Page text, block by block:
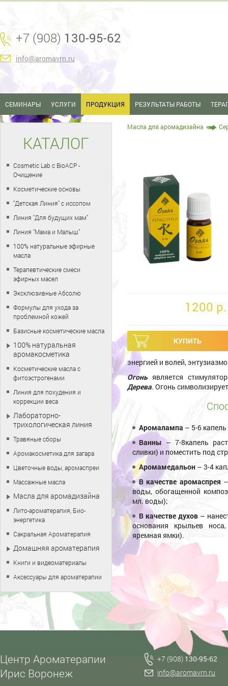
+7 (908) 130-95-62
info@aromavrn.ru
СЕМИНАРЫ УСЛУГИ ПРОДУКЦИЯ РЕЗУЛЬТАТЫ РАБОТЫ
Масла для аромадизайна
1200 p.
энергией и волей,
Огонь является
Дерева. Огонь
Аромалампа – 5-6
Ванны – 7-8капель
сливки) и поместить под
Аромамедальон – 3-4
В качестве аромаспрея
воды, обогащенной
мл. воды);
В качестве духов –
основания крыльев
яремная ямки).
КАТАЛОГ
Cosmetic Lab с BioACP -
Очищение
Косметические основы
"Детская Линия" с иссопом
Линия "Для будущих мам"
Линия "Мама и Малыш"
100% натуральные эфирные
масла
Терапевтические смеси
эфирных масел
Эксклюзивные Абсолю
Формулы для ухода за
проблемной кожей
Базисные косметические масла
100% натуральная
аромакосметика
Косметические масла с
фитоэстрогенами
Линия для похудения и
коррекции веса
Лабораторно-
трихологическая линия
Травяные сборы
Аромакосметика для загара
Цветочные воды, аромаспреи
Массажные масла
Масла для аромадизайна
Лито-ароматерапия, Био-
энергетика
Сакральная Ароматерапия
Домашняя ароматерапия
Книги и видеоматериалы
Аксессуары для ароматерапии
Центр Ароматерапии
Ирис Воронеж
+7 (908) 130-95-62
info@aromavrn.ru